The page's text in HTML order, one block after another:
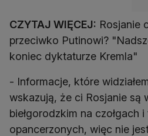
CZYTAJ WIĘCEJ: Rosjanie
przeciwko Putinowi?
koniec dyktaturze Kremla"
- Informacje, które
wskazują, że ci Rosjanie są
biełgorodzkim na czołgach
opancerzonych, więc nie